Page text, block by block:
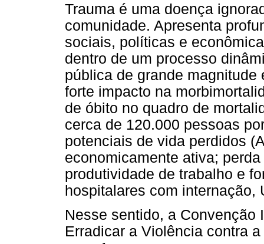
Trauma é uma doença
comunidade. Apresenta
sociais, políticas e
dentro de um processo
pública de grande
forte impacto na
de óbito no quadro de
cerca de 120.000 pessoas
potenciais de vida perdidos
economicamente ativa;
produtividade de trabalho e
hospitalares com internação,
Nesse sentido, a Convenção
Erradicar a Violência contra